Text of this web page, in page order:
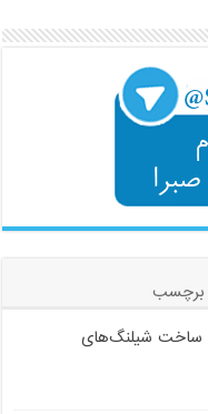
برچسب
ساخت شیلنگ‌های